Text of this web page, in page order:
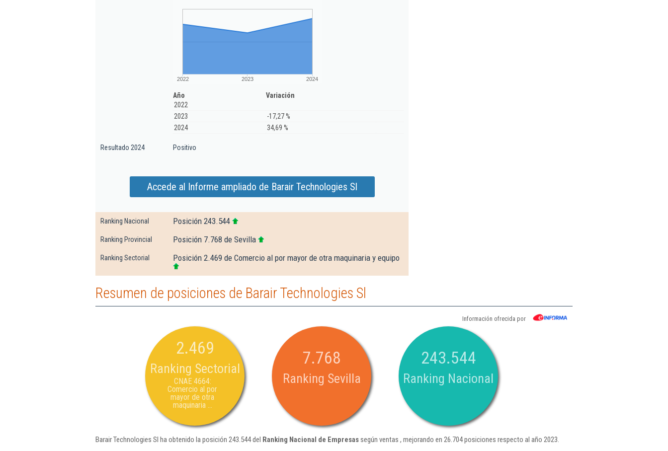
2022 2023 2024
Año
Variación
2022
2023
-17,27 %
2024
34,69 %
Resultado 2024 Positivo
Accede al Informe ampliado de Barair Technologies Sl
Ranking Nacional Posición 243.544
Ranking Provincial Posición 7.768 de Sevilla
Ranking Sectorial Posición 2.469 de Comercio al por mayor de otra maquinaria y equipo
Resumen de posiciones de Barair Technologies Sl
Información ofrecida por
2.469
Ranking Sectorial
CNAE 4664:
Comercio al por
mayor de otra
maquinaria ...
7.768
Ranking Sevilla
243.544
Ranking Nacional
Barair Technologies Sl ha obtenido la posición 243.544 del Ranking Nacional de Empresassegún ventas , mejorando en 26.704 posiciones respecto al año 2023.